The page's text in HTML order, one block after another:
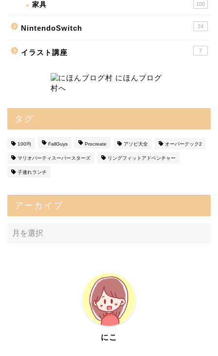
家具 100
NintendoSwitch 24
イラスト講座 7
タグ
100均 FallGuys Procreate アソビ大全 オーバークック2
マリオパーティスーパースターズ リングフィットアドベンチャー
子連れランチ
アーカイブ
にこ